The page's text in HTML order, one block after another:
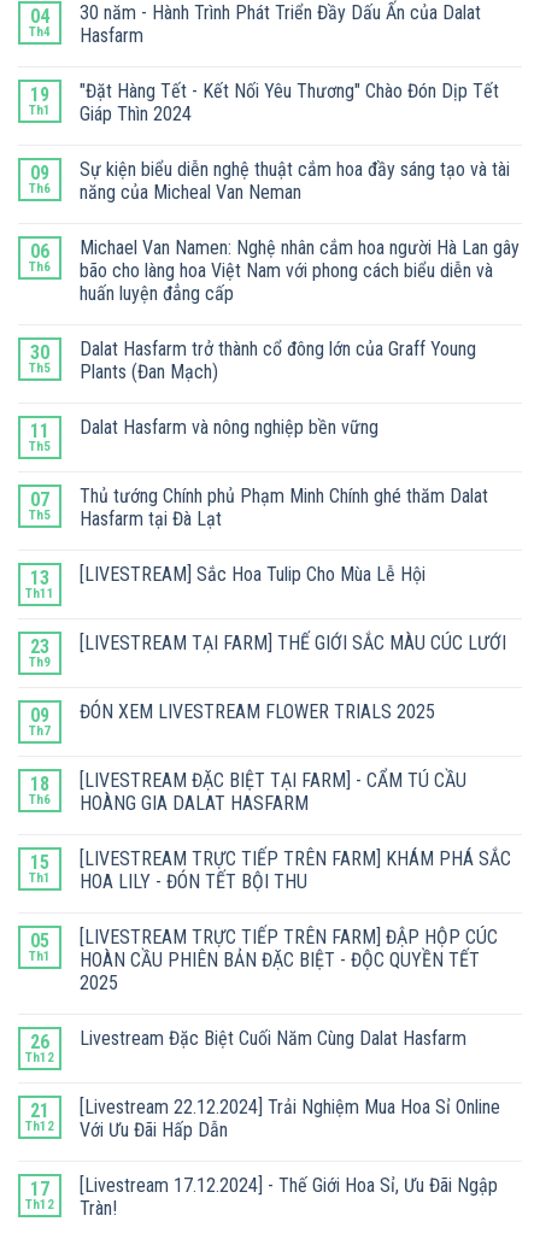
04
Th4
30 năm - Hành Trình Phát Triển Đầy Dấu Ấn của Dalat
Hasfarm
19
Th1
"Đặt Hàng Tết - Kết Nối Yêu Thương" Chào Đón Dịp Tết
Giáp Thìn 2024
09
Th6
Sự kiện biểu diễn nghệ thuật cắm hoa đầy sáng tạo và tài
năng của Micheal Van Neman
06
Th6
Michael Van Namen: Nghệ nhân cắm hoa người Hà Lan gây
bão cho làng hoa Việt Nam với phong cách biểu diễn và
huấn luyện đẳng cấp
30
Th5
Dalat Hasfarm trở thành cổ đông lớn của Graff Young
Plants (Đan Mạch)
11
Th5
Dalat Hasfarm và nông nghiệp bền vững
07
Th5
Thủ tướng Chính phủ Phạm Minh Chính ghé thăm Dalat
Hasfarm tại Đà Lạt
13
Th11
[LIVESTREAM] Sắc Hoa Tulip Cho Mùa Lễ Hội
23
Th9
[LIVESTREAM TẠI FARM] THẾ GIỚI SẮC MÀU CÚC LƯỚI
09
Th7
ĐÓN XEM LIVESTREAM FLOWER TRIALS 2025
18
Th6
[LIVESTREAM ĐẶC BIỆT TẠI FARM] - CẨM TÚ CẦU
HOÀNG GIA DALAT HASFARM
15
Th1
[LIVESTREAM TRỰC TIẾP TRÊN FARM] KHÁM PHÁ SẮC
HOA LILY - ĐÓN TẾT BỘI THU
05
Th1
[LIVESTREAM TRỰC TIẾP TRÊN FARM] ĐẬP HỘP CÚC
HOÀN CẦU PHIÊN BẢN ĐẶC BIỆT - ĐỘC QUYỀN TẾT
2025
26
Th12
Livestream Đặc Biệt Cuối Năm Cùng Dalat Hasfarm
21
Th12
[Livestream 22.12.2024] Trải Nghiệm Mua Hoa Sỉ Online
Với Ưu Đãi Hấp Dẫn
17
Th12
[Livestream 17.12.2024] - Thế Giới Hoa Sỉ, Ưu Đãi Ngập
Tràn!